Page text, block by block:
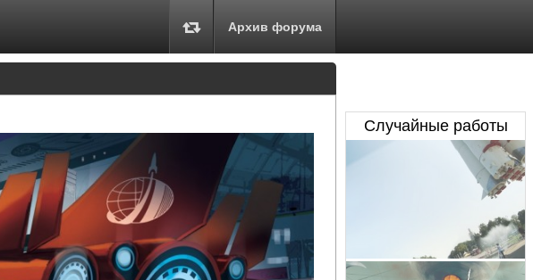
Архив форума
Случайные работы